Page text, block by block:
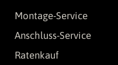
Montage-Service
Anschluss-Service
Ratenkauf